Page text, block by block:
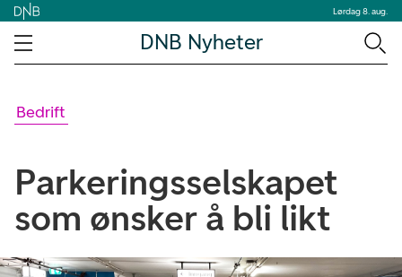
Lørdag 8. aug.
DNB Nyheter
Bedrift
Parkeringsselskapet
som ønsker å bli likt